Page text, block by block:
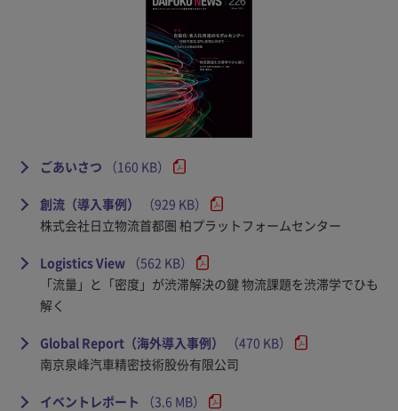
ごあいさつ （160 KB）
創流（導入事例）
（929 KB）
株式会社日立物流首都圏 柏プラットフォームセンター
Logistics View
（562 KB）
「流量」と「密度」が渋滞解決の鍵 物流課題を渋滞学でひも
解く
Global Report（海外導入事例）
（470 KB）
南京泉峰汽車精密技術股份有限公司
イベントレポート
（3.6 MB）